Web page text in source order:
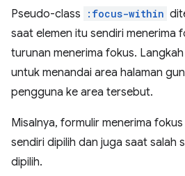
Pseudo-class :focus-within
saat elemen itu sendiri menerima
turunan menerima fokus.
untuk menandai area halaman
pengguna ke area tersebut.
Misalnya, formulir menerima
sendiri dipilih dan juga saat salah
dipilih.